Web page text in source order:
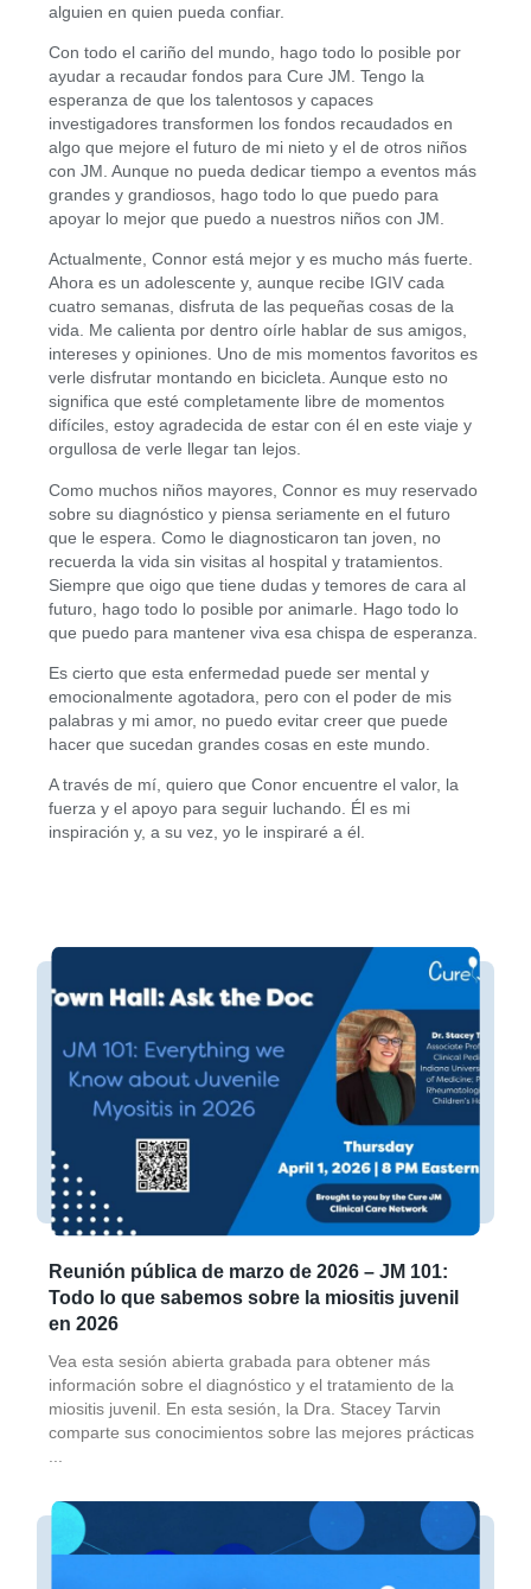
alguien en quien pueda confiar.
Con todo el cariño del mundo, hago todo lo posible por
ayudar a recaudar fondos para Cure JM. Tengo la
esperanza de que los talentosos y capaces
investigadores transformen los fondos recaudados en
algo que mejore el futuro de mi nieto y el de otros niños
con JM. Aunque no pueda dedicar tiempo a eventos más
grandes y grandiosos, hago todo lo que puedo para
apoyar lo mejor que puedo a nuestros niños con JM.
Actualmente, Connor está mejor y es mucho más fuerte.
Ahora es un adolescente y, aunque recibe IGIV cada
cuatro semanas, disfruta de las pequeñas cosas de la
vida. Me calienta por dentro oírle hablar de sus amigos,
intereses y opiniones. Uno de mis momentos favoritos es
verle disfrutar montando en bicicleta. Aunque esto no
significa que esté completamente libre de momentos
difíciles, estoy agradecida de estar con él en este viaje y
orgullosa de verle llegar tan lejos.
Como muchos niños mayores, Connor es muy reservado
sobre su diagnóstico y piensa seriamente en el futuro
que le espera. Como le diagnosticaron tan joven, no
recuerda la vida sin visitas al hospital y tratamientos.
Siempre que oigo que tiene dudas y temores de cara al
futuro, hago todo lo posible por animarle. Hago todo lo
que puedo para mantener viva esa chispa de esperanza.
Es cierto que esta enfermedad puede ser mental y
emocionalmente agotadora, pero con el poder de mis
palabras y mi amor, no puedo evitar creer que puede
hacer que sucedan grandes cosas en este mundo.
A través de mí, quiero que Conor encuentre el valor, la
fuerza y el apoyo para seguir luchando. Él es mi
inspiración y, a su vez, yo le inspiraré a él.
Reunión pública de marzo de 2026 – JM 101:
Todo lo que sabemos sobre la miositis juvenil
en 2026
Vea esta sesión abierta grabada para obtener más
información sobre el diagnóstico y el tratamiento de la
miositis juvenil. En esta sesión, la Dra. Stacey Tarvin
comparte sus conocimientos sobre las mejores prácticas